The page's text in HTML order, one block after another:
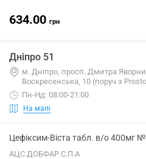
634.00 грн
Дніпро 51
м. Дніпро, просп. Дмитра
Воскресенська, 10 (поруч з
Пн-Нд: 08:00-21:00
На мапі
Цефіксим-Віста табл. в/о 400мг
АЦС ДОБФАР С.П.А